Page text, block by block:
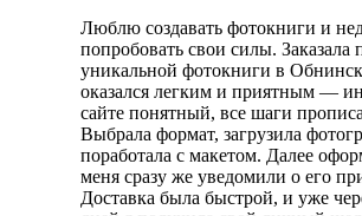
Люблю создавать фотокниги и
попробовать свои силы. Заказала
уникальной фотокниги в
оказался легким и приятным —
сайте понятный, все шаги
Выбрала формат, загрузила
поработала с макетом. Далее
меня сразу же уведомили о его
Доставка была быстрой, и уже